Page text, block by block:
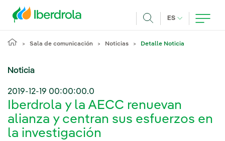
ES IDIOMA
Sala de comunicación Noticias Detalle Noticia
Noticia
2019-12-19 00:00:00.0
Iberdrola y la AECC renuevan
alianza y centran sus esfuerzos en
la investigación